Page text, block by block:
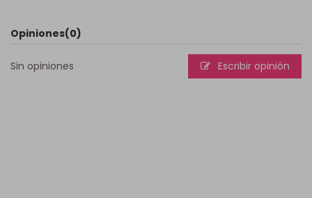
Opiniones(0)
Sin opiniones Escribir opinión